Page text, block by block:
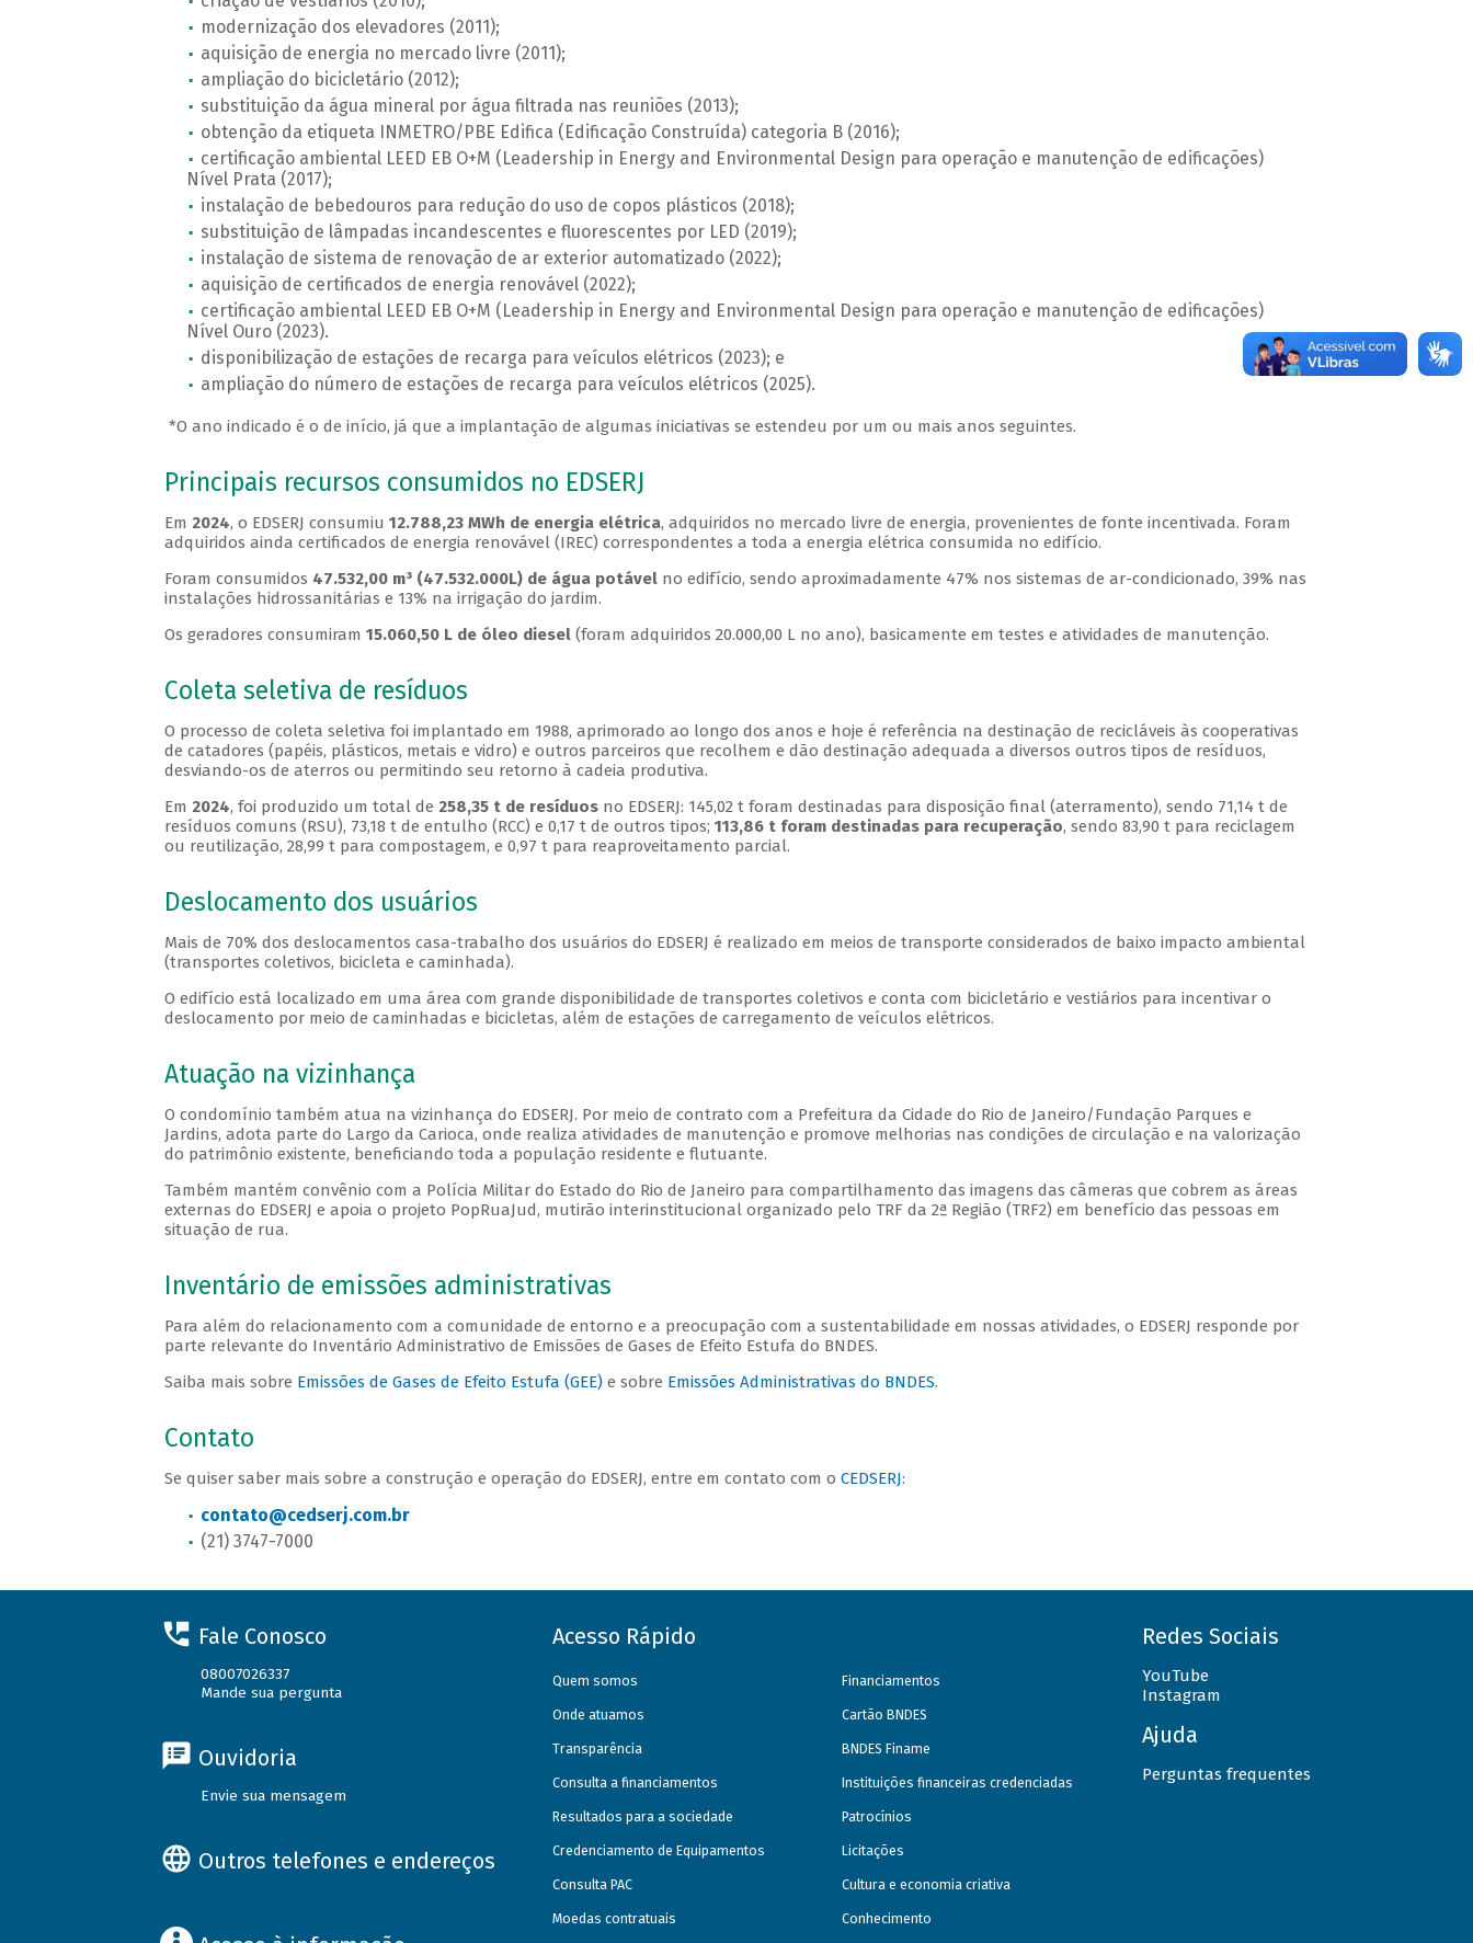
modernização dos elevadores (2011);
aquisição de energia no mercado livre (2011);
ampliação do bicicletário (2012);
substituição da água mineral por água filtrada nas reuniões (2013);
obtenção da etiqueta INMETRO/PBE Edifica (Edificação Construída) categoria B (2016);
certificação ambiental LEED EB O+M (Leadership in Energy and Environmental Design para operação e manutenção de edificações)
Nível Prata (2017);
instalação de bebedouros para redução do uso de copos plásticos (2018);
substituição de lâmpadas incandescentes e fluorescentes por LED (2019);
instalação de sistema de renovação de ar exterior automatizado (2022);
aquisição de certificados de energia renovável (2022);
certificação ambiental LEED EB O+M (Leadership in Energy and Environmental Design para operação e manutenção de edificações)
Nível Ouro (2023).
disponibilização de estações de recarga para veículos elétricos (2023); e
ampliação do número de estações de recarga para veículos elétricos (2025).
*O ano indicado é o de início, já que a implantação de algumas iniciativas se estendeu por um ou mais anos seguintes.
Principais recursos consumidos no EDSERJ
Em 2024, o EDSERJ consumiu12.788,23 MWh de energia elétrica, adquiridos no mercado livre de energia, provenientes de fonte incentivada. Foram
adquiridos ainda certificados de energia renovável (IREC) correspondentes a toda a energia elétrica consumida no edifício.
Foram consumidos 47.532,00 m³ (47.532.000L) de água potável no edifício, sendo aproximadamente 47% nos sistemas de ar-condicionado, 39% nas
instalações hidrossanitárias e 13% na irrigação do jardim.
Os geradores consumiram15.060,50 L de óleo diesel(foram adquiridos 20.000,00 L no ano), basicamente em testes e atividades de manutenção.
Coleta seletiva de resíduos
O processo de coleta seletiva foi implantado em 1988, aprimorado ao longo dos anos e hoje é referência na destinação de recicláveis às cooperativas
de catadores (papéis, plásticos, metais e vidro) e outros parceiros que recolhem e dão destinação adequada a diversos outros tipos de resíduos,
desviando-os de aterros ou permitindo seu retorno à cadeia produtiva.
Em 2024, foi produzido um total de 258,35 t de resíduos no EDSERJ: 145,02 t foram destinadas para disposição final (aterramento), sendo 71,14 t de
resíduos comuns (RSU), 73,18 t de entulho (RCC) e 0,17 t de outros tipos;113,86 t foram destinadas para recuperação, sendo 83,90 t para reciclagem
ou reutilização, 28,99 t para compostagem, e 0,97 t para reaproveitamento parcial.
Deslocamento dos usuários
Mais de 70% dos deslocamentos casa-trabalho dos usuários do EDSERJ é realizado em meios de transporte considerados de baixo impacto ambiental
(transportes coletivos, bicicleta e caminhada).
O edifício está localizado em uma área com grande disponibilidade de transportes coletivos e conta com bicicletário e vestiários para incentivar o
deslocamento por meio de caminhadas e bicicletas, além de estações de carregamento de veículos elétricos.
Atuação na vizinhança
O condomínio também atua na vizinhança do EDSERJ. Por meio de contrato com a Prefeitura da Cidade do Rio de Janeiro/Fundação Parques e
Jardins, adota parte do Largo da Carioca, onde realiza atividades de manutenção e promove melhorias nas condições de circulação e na valorização
do patrimônio existente, beneficiando toda a população residente e flutuante.
Também mantém convênio com a Polícia Militar do Estado do Rio de Janeiro para compartilhamento das imagens das câmeras que cobrem as áreas
externas do EDSERJ e apoia o projeto PopRuaJud, mutirão interinstitucional organizado pelo TRF da 2ª Região (TRF2) em benefício das pessoas em
situação de rua.
Inventário de emissões administrativas
Para além do relacionamento com a comunidade de entorno e a preocupação com a sustentabilidade em nossas atividades, o EDSERJ responde por
parte relevante do Inventário Administrativo de Emissões de Gases de Efeito Estufa do BNDES.
Saiba mais sobre Emissões de Gases de Efeito Estufa (GEE) e sobre Emissões Administrativas do BNDES.
Contato
Se quiser saber mais sobre a construção e operação do EDSERJ, entre em contato com oCEDSERJ:
contato@cedserj.com.br
(21) 3747-7000
Fale Conosco
08007026337
Mande sua pergunta
Ouvidoria
Envie sua mensagem
Outros telefones e endereços
Acesso Rápido
Quem somos
Onde atuamos
Transparência
Consulta a financiamentos
Resultados para a sociedade
Credenciamento de Equipamentos
Consulta PAC
Moedas contratuais
Financiamentos
Cartão BNDES
BNDES Finame
Instituições financeiras credenciadas
Patrocínios
Licitações
Cultura e economia criativa
Conhecimento
Redes Sociais
YouTube
Instagram
Ajuda
Perguntas frequentes